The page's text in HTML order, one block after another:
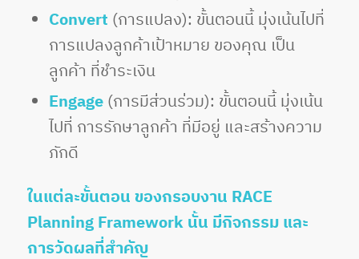
Convert (การแปลง): ขั้นตอนนี้ มุ่งเน้นไปที่
การแปลงลูกค้าเป้าหมาย ของคุณ เป็น
ลูกค้า ที่ชำระเงิน
Engage(การมีส่วนร่วม): ขั้นตอนนี้ มุ่งเน้น
ไปที่ การรักษาลูกค้า ที่มีอยู่ และสร้างความ
ภักดี
ในแต่ละขั้นตอน ของกรอบงาน RACE
Planning Framework นั้น มีกิจกรรม และ
การวัดผลที่สำคัญ